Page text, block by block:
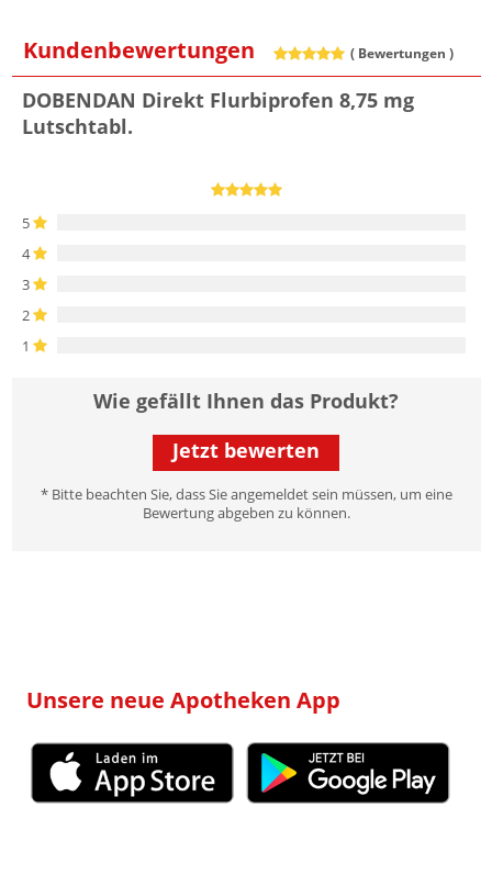
Kundenbewertungen ( Bewertungen )
DOBENDAN Direkt Flurbiprofen 8,75 mg
Lutschtabl.
5
4
3
2
1
Wie gefällt Ihnen das Produkt?
Jetzt bewerten
* Bitte beachten Sie, dass Sie angemeldet sein müssen, um eine
Bewertung abgeben zu können.
Unsere neue Apotheken App